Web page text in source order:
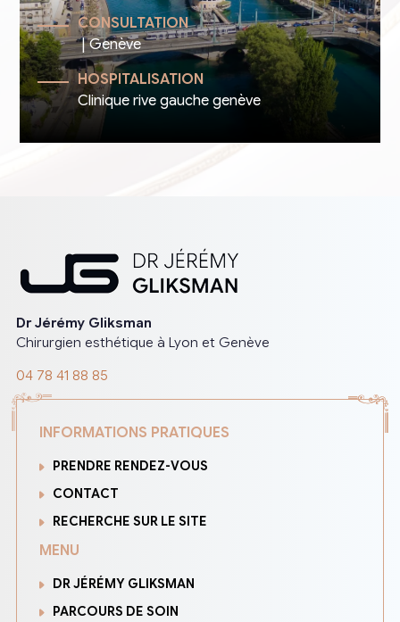
CONSULTATION
| Genève
HOSPITALISATION
Clinique rive gauche genève
Dr Jérémy Gliksman
Chirurgien esthétique à Lyon et Genève
04 78 41 88 85
INFORMATIONS PRATIQUES
PRENDRE RENDEZ-VOUS
CONTACT
RECHERCHE SUR LE SITE
MENU
DR JÉRÉMY GLIKSMAN
PARCOURS DE SOIN